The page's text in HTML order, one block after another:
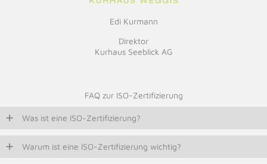
Edi Kurmann
Direktor
Kurhaus Seeblick AG
FAQ zur ISO-Zertifizierung
Was ist eine ISO-Zertifizierung?
Warum ist eine ISO-Zertifizierung wichtig?